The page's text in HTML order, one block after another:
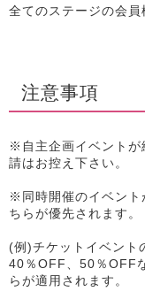
全てのステージの会員
注意事項
※自主企画イベントが
請はお控え下さい。
※同時開催のイベント
ちらが優先されます。
(例)チケットイベント
40％OFF、50％OFF
らが適用されます。